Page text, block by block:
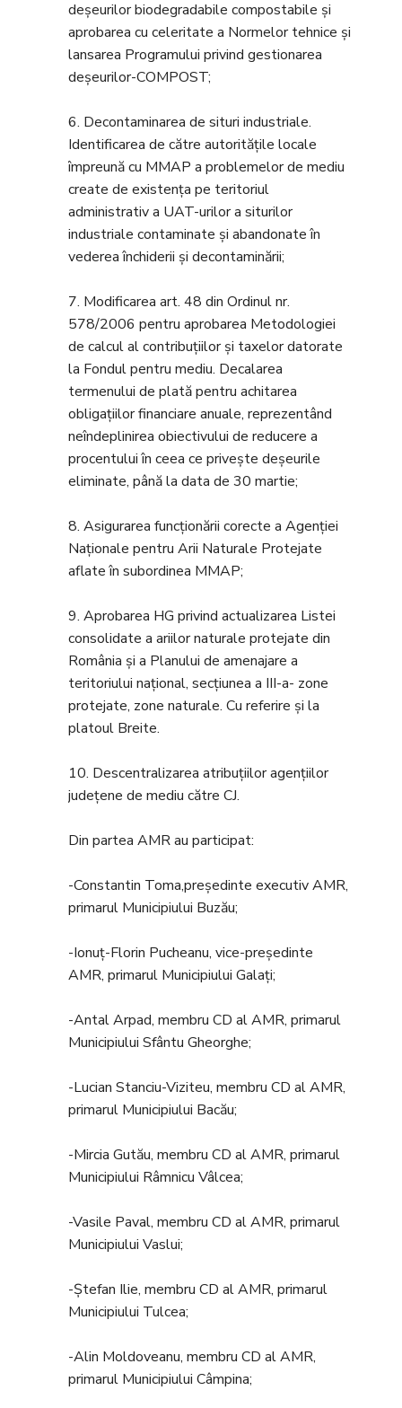
deșeurilor biodegradabile compostabile și
aprobarea cu celeritate a Normelor tehnice și
lansarea Programului privind gestionarea
deșeurilor-COMPOST;
6. Decontaminarea de situri industriale.
Identificarea de către autoritățile locale
împreună cu MMAP a problemelor de mediu
create de existența pe teritoriul
administrativ a UAT-urilor a siturilor
industriale contaminate și abandonate în
vederea închiderii și decontaminării;
7. Modificarea art. 48 din Ordinul nr.
578/2006 pentru aprobarea Metodologiei
de calcul al contribuțiilor și taxelor datorate
la Fondul pentru mediu. Decalarea
termenului de plată pentru achitarea
obligațiilor financiare anuale, reprezentând
neîndeplinirea obiectivului de reducere a
procentului în ceea ce privește deșeurile
eliminate, până la data de 30 martie;
8. Asigurarea funcționării corecte a Agenției
Naționale pentru Arii Naturale Protejate
aflate în subordinea MMAP;
9. Aprobarea HG privind actualizarea Listei
consolidate a ariilor naturale protejate din
România și a Planului de amenajare a
teritoriului național, secțiunea a III-a- zone
protejate, zone naturale. Cu referire și la
platoul Breite.
10. Descentralizarea atribuțiilor agențiilor
județene de mediu către CJ.
Din partea AMR au participat:
-Constantin Toma,președinte executiv AMR,
primarul Municipiului Buzău;
-Ionuț-Florin Pucheanu, vice-președinte
AMR, primarul Municipiului Galați;
-Antal Arpad, membru CD al AMR, primarul
Municipiului Sfântu Gheorghe;
-Lucian Stanciu-Viziteu, membru CD al AMR,
primarul Municipiului Bacău;
-Mircia Gutău, membru CD al AMR, primarul
Municipiului Râmnicu Vâlcea;
-Vasile Paval, membru CD al AMR, primarul
Municipiului Vaslui;
-Ștefan Ilie, membru CD al AMR, primarul
Municipiului Tulcea;
-Alin Moldoveanu, membru CD al AMR,
primarul Municipiului Câmpina;